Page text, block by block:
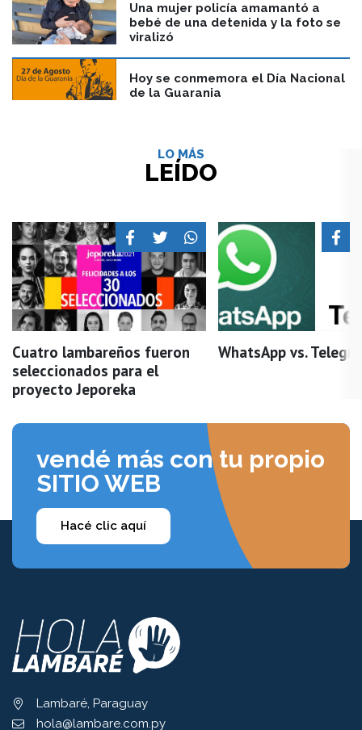
Una mujer policía amamantó a
bebé de una detenida y la foto se
viralizó
Hoy se conmemora el Día Nacional
de la Guarania
LO MÁS
LEÍDO
Cuatro lambareños fueron
seleccionados para el
proyecto Jeporeka
WhatsApp vs.
vendé más con tu propio
SITIO WEB
Hacé clic aquí
Lambaré, Paraguay
hola@lambare.com.py